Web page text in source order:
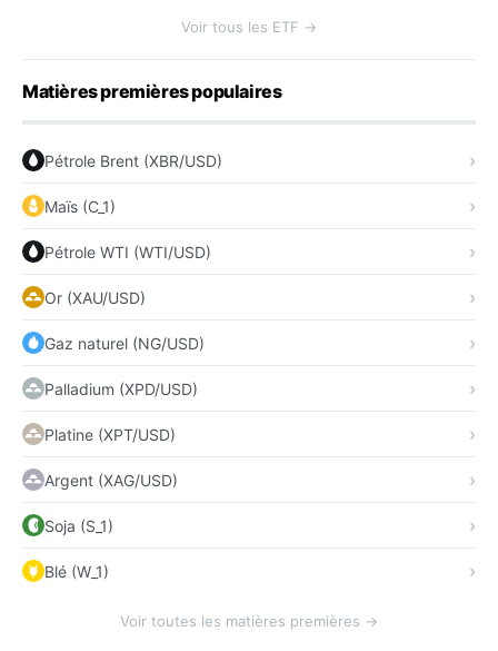
Voir tous les ETF →
Matières premières populaires
Pétrole Brent (XBR/USD)
Maïs (C_1)
Pétrole WTI (WTI/USD)
Or (XAU/USD)
Gaz naturel (NG/USD)
Palladium (XPD/USD)
Platine (XPT/USD)
Argent (XAG/USD)
Soja (S_1)
Blé (W_1)
Voir toutes les matières premières →